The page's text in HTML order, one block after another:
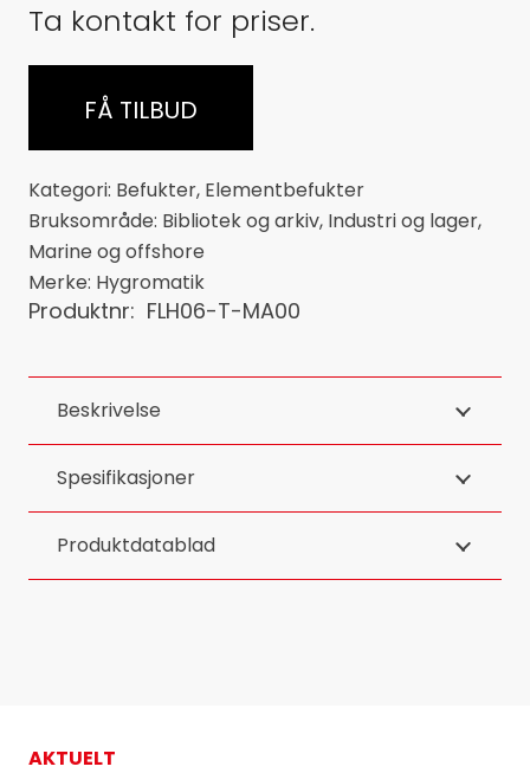
Ta kontakt for priser.
FÅ TILBUD
Kategori: Befukter, Elementbefukter
Bruksområde: Bibliotek og arkiv, Industri og lager,
Marine og offshore
Merke: Hygromatik
Produktnr: FLH06-T-MA00
Beskrivelse
Spesifikasjoner
Produktdatablad
AKTUELT